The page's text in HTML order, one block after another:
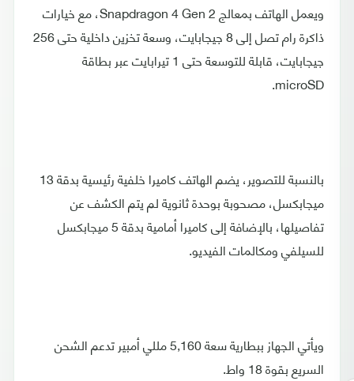
ويعمل الهاتف بمعالج Snapdragon 4 Gen 2، مع خيارات
ذاكرة رام تصل إلى 8 جيجابايت، وسعة تخزين داخلية حتى 256
جيجابايت، قابلة للتوسعة حتى 1 تيرابايت عبر بطاقة
microSD.
بالنسبة للتصوير، يضم الهاتف كاميرا خلفية رئيسية بدقة 13
ميجابكسل، مصحوبة بوحدة ثانوية لم يتم الكشف عن
تفاصيلها، بالإضافة إلى كاميرا أمامية بدقة 5 ميجابكسل
للسيلفي ومكالمات الفيديو.
ويأتي الجهاز ببطارية سعة 5,160 مللي أمبير تدعم الشحن
السريع بقوة 18 واط.